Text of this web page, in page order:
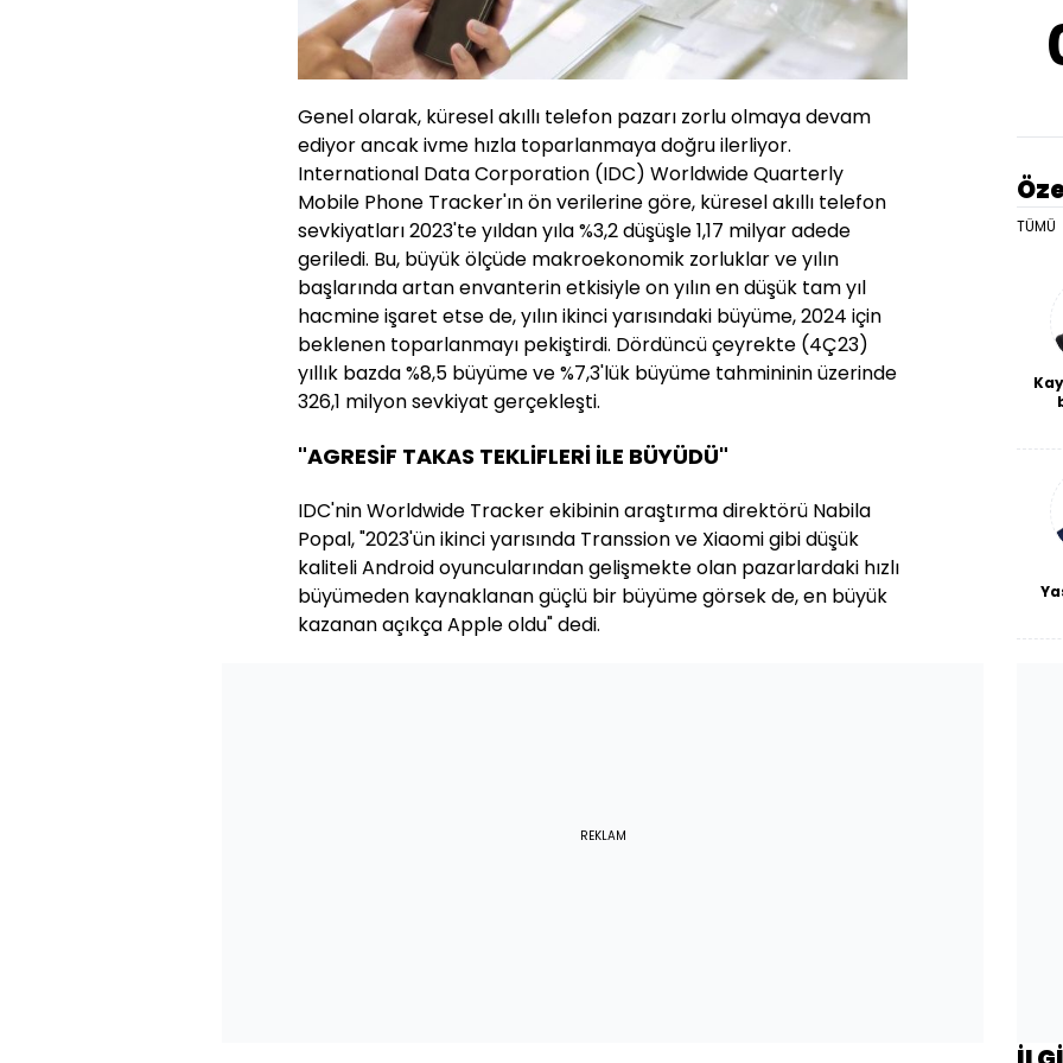
Genel olarak, küresel akıllı telefon pazarı zorlu olmaya devam
ediyor ancak ivme hızla toparlanmaya doğru ilerliyor.
International Data Corporation (IDC) Worldwide Quarterly
Mobile Phone Tracker'ın ön verilerine göre, küresel akıllı telefon
sevkiyatları 2023'te yıldan yıla %3,2 düşüşle 1,17 milyar adede
geriledi. Bu, büyük ölçüde makroekonomik zorluklar ve yılın
başlarında artan envanterin etkisiyle on yılın en düşük tam yıl
hacmine işaret etse de, yılın ikinci yarısındaki büyüme, 2024 için
beklenen toparlanmayı pekiştirdi. Dördüncü çeyrekte (4Ç23)
yıllık bazda %8,5 büyüme ve %7,3'lük büyüme tahmininin üzerinde
326,1 milyon sevkiyat gerçekleşti.
"AGRESİF TAKAS TEKLİFLERİ İLE BÜYÜDÜ"
IDC'nin Worldwide Tracker ekibinin araştırma direktörü Nabila
Popal, "2023'ün ikinci yarısında Transsion ve Xiaomi gibi düşük
kaliteli Android oyuncularından gelişmekte olan pazarlardaki hızlı
büyümeden kaynaklanan güçlü bir büyüme görsek de, en büyük
kazanan açıkça Apple oldu" dedi.
REKLAM
TÜMÜ